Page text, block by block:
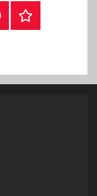
TikTok